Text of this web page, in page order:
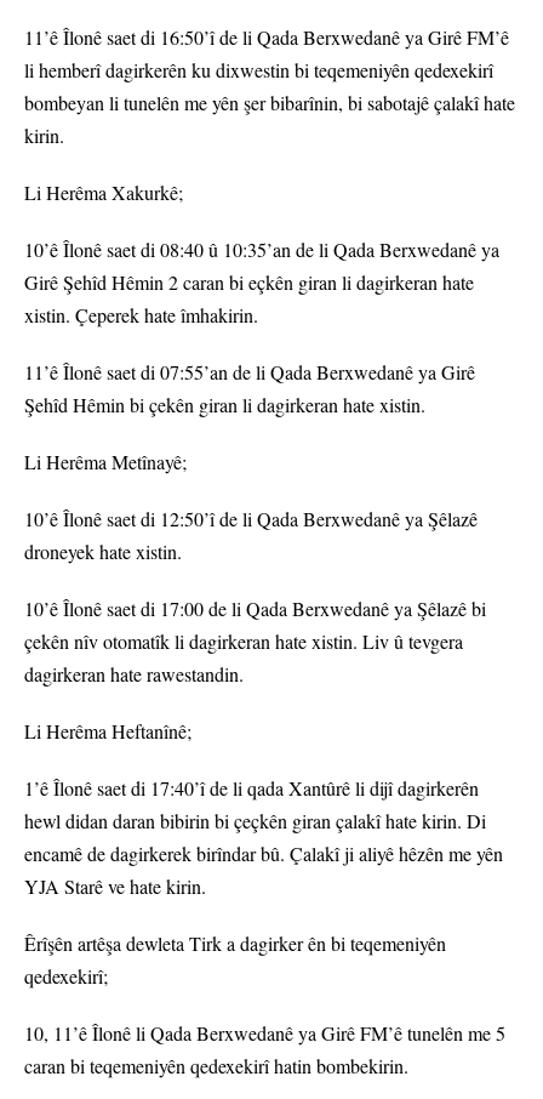
11’ê Îlonê saet di 16:50’î de li Qada Berxwedanê ya Girê FM’ê
li hemberî dagirkerên ku dixwestin bi teqemeniyên qedexekirî
bombeyan li tunelên me yên şer bibarînin, bi sabotajê çalakî hate
kirin.
Li Herêma Xakurkê;
10’ê Îlonê saet di 08:40 û 10:35’an de li Qada Berxwedanê ya
Girê Şehîd Hêmin 2 caran bi eçkên giran li dagirkeran hate
xistin. Çeperek hate îmhakirin.
11’ê Îlonê saet di 07:55’an de li Qada Berxwedanê ya Girê
Şehîd Hêmin bi çekên giran li dagirkeran hate xistin.
Li Herêma Metînayê;
10’ê Îlonê saet di 12:50’î de li Qada Berxwedanê ya Şêlazê
droneyek hate xistin.
10’ê Îlonê saet di 17:00 de li Qada Berxwedanê ya Şêlazê bi
çekên nîv otomatîk li dagirkeran hate xistin. Liv û tevgera
dagirkeran hate rawestandin.
Li Herêma Heftanînê;
1’ê Îlonê saet di 17:40’î de li qada Xantûrê li dijî dagirkerên
hewl didan daran bibirin bi çeçkên giran çalakî hate kirin. Di
encamê de dagirkerek birîndar bû. Çalakî ji aliyê hêzên me yên
YJA Starê ve hate kirin.
Êrîşên artêşa dewleta Tirk a dagirker ên bi teqemeniyên
qedexekirî;
10, 11’ê Îlonê li Qada Berxwedanê ya Girê FM’ê tunelên me 5
caran bi teqemeniyên qedexekirî hatin bombekirin.